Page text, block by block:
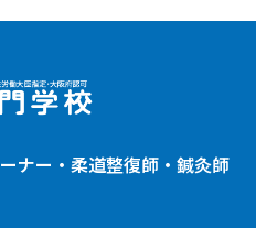
ナー・ 柔道整復師 ・鍼灸師